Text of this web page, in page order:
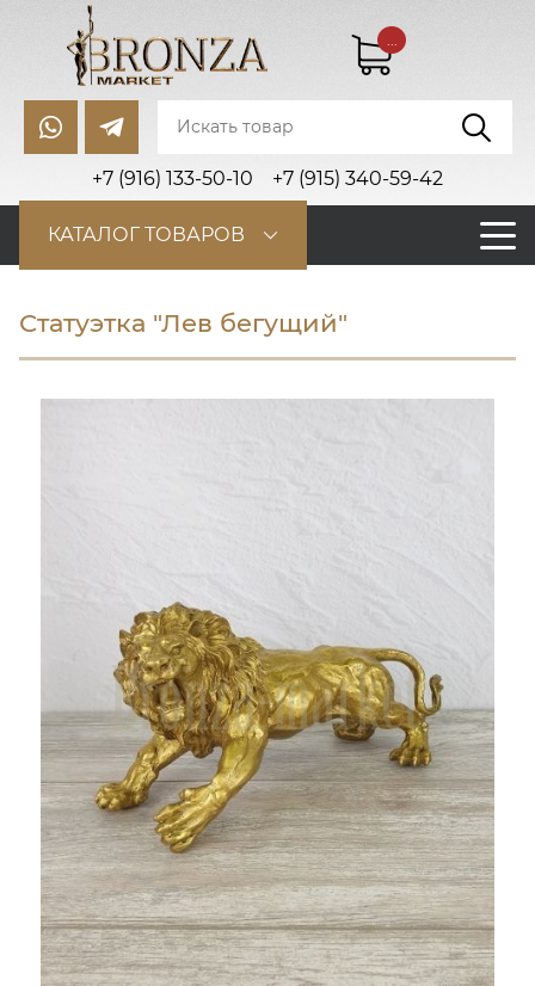
+7 (916) 133-50-10 +7 (915) 340-59-42
...
КАТАЛОГ ТОВАРОВ
Статуэтка "Лев бегущий"